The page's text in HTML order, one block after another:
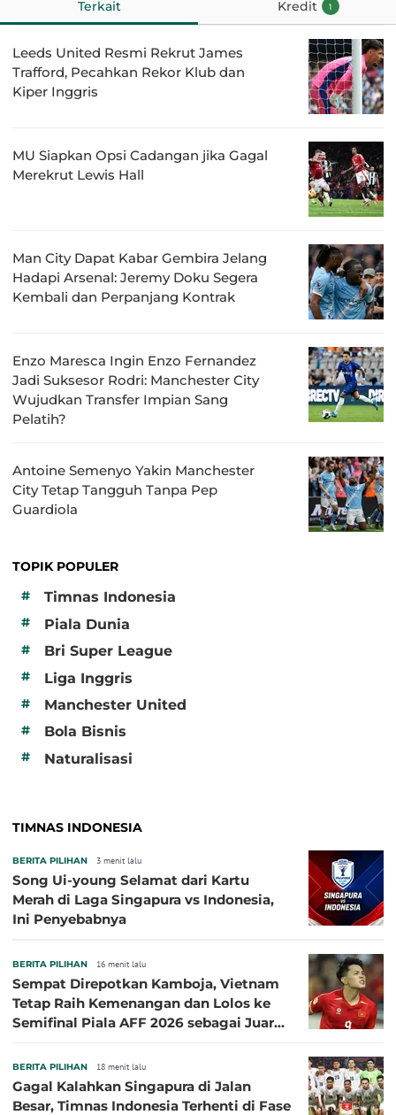
Terkait Kredit 1
Leeds United Resmi Rekrut James
Trafford, Pecahkan Rekor Klub dan
Kiper Inggris
MU Siapkan Opsi Cadangan jika Gagal
Merekrut Lewis Hall
Man City Dapat Kabar Gembira Jelang
Hadapi Arsenal: Jeremy Doku Segera
Kembali dan Perpanjang Kontrak
Enzo Maresca Ingin Enzo Fernandez
Jadi Suksesor Rodri: Manchester City
Wujudkan Transfer Impian Sang
Pelatih?
Antoine Semenyo Yakin Manchester
City Tetap Tangguh Tanpa Pep
Guardiola
TOPIK POPULER
#
Timnas Indonesia
# Piala Dunia
# Bri Super League
# Liga Inggris
# Manchester United
# Bola Bisnis
# Naturalisasi
TIMNAS INDONESIA
BERITA PILIHAN 3 menit lalu
Song Ui-young Selamat dari Kartu
Merah di Laga Singapura vs Indonesia,
Ini Penyebabnya
BERITA PILIHAN 16 menit lalu
Sempat Direpotkan Kamboja, Vietnam
Tetap Raih Kemenangan dan Lolos ke
Semifinal Piala AFF 2026 sebagai Juara
BERITA PILIHAN 18 menit lalu
Gagal Kalahkan Singapura di Jalan
Besar, Timnas Indonesia Terhenti di Fase